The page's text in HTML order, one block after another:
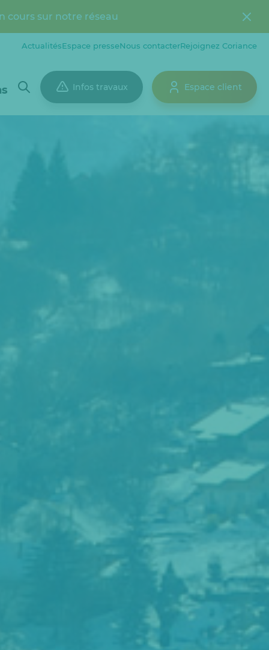
cours sur notre réseau
ActualitésEspace presseNous contacterRejoignez Coriance
Infos travaux Espace client